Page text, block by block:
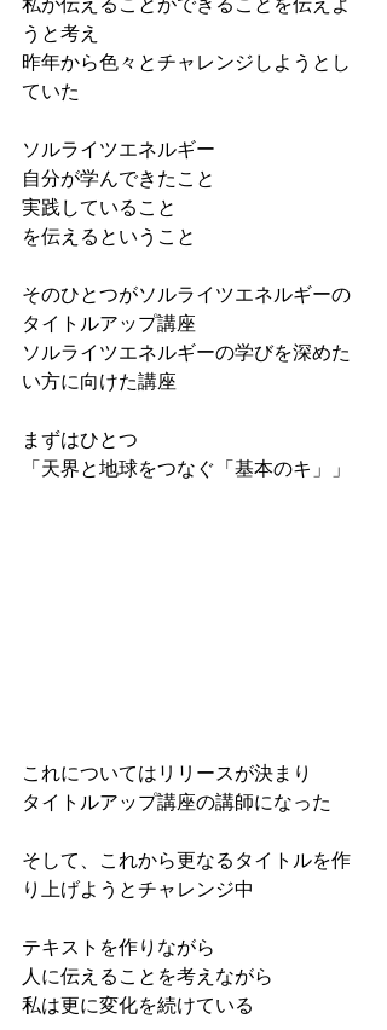
私が伝えることができることを伝えよ
うと考え
昨年から色々とチャレンジしようとし
ていた
ソルライツエネルギー
自分が学んできたこと
実践していること
を伝えるということ
そのひとつがソルライツエネルギーの
タイトルアップ講座
ソルライツエネルギーの学びを深めた
い方に向けた講座
まずはひとつ
「天界と地球をつなぐ「基本のキ」」
これについてはリリースが決まり
タイトルアップ講座の講師になった
そして、これから更なるタイトルを作
り上げようとチャレンジ中
テキストを作りながら
人に伝えることを考えながら
私は更に変化を続けている